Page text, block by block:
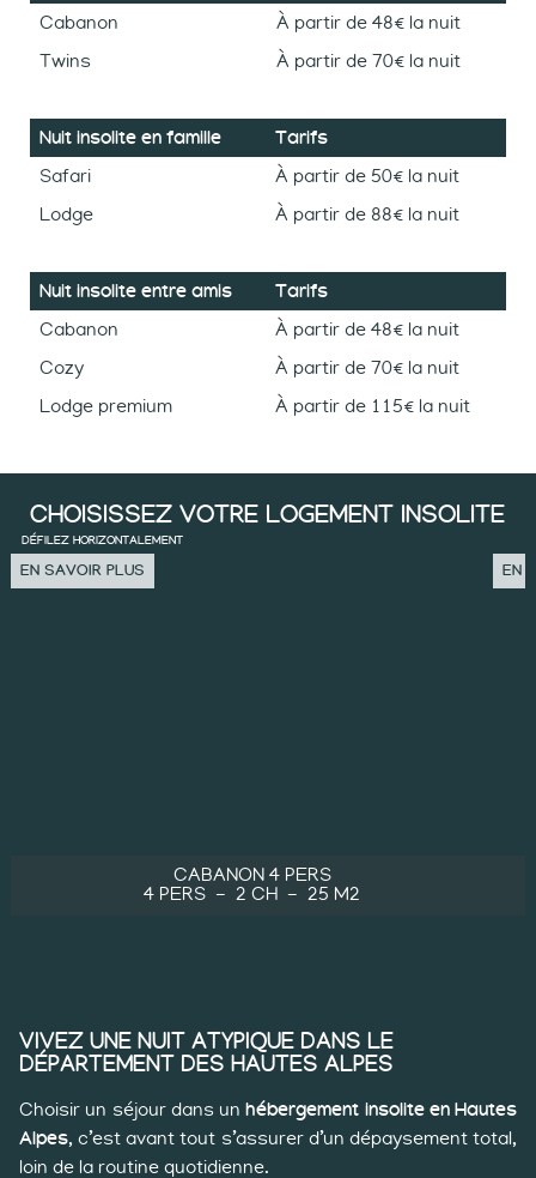
Cabanon
À partir de 48€ la nuit
Twins
À partir de 70€ la nuit
Nuit insolite en famille
Tarifs
Safari
À partir de 50€ la nuit
Lodge
À partir de 88€ la nuit
Nuit insolite entre amis
Tarifs
Cabanon
À partir de 48€ la nuit
Cozy
À partir de 70€ la nuit
Lodge premium
À partir de 115€ la nuit
CHOISISSEZ VOTRE LOGEMENT INSOLITE
DÉFILEZ HORIZONTALEMENT
CABANON 4 PERS
4 PERS
2 CH 25 M2
VIVEZ UNE NUIT ATYPIQUE DANS LE
DÉPARTEMENT DES HAUTES ALPES
Choisir un séjour dans unhébergement insolite en Hautes
Alpes, c’est avant tout s’assurer d’un dépaysement total,
loin de la routine quotidienne.